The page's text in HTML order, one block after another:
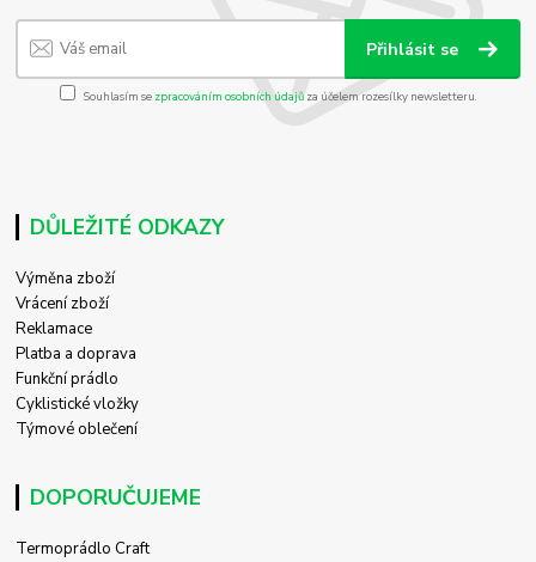
Přihlásit se
Souhlasím se zpracováním osobních údajůza účelem rozesílky newsletteru.
DŮLEŽITÉ ODKAZY
Výměna zboží
Vrácení zboží
Reklamace
Platba a doprava
Funkční prádlo
Cyklistické vložky
Týmové oblečení
DOPORUČUJEME
Termoprádlo Craft